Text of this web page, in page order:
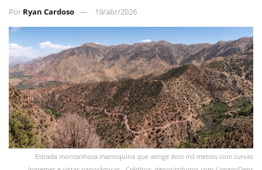
Por Ryan Cardoso 19/abr/2026
Estrada montanhosa marroquina que atinge dois mil metros com curvas